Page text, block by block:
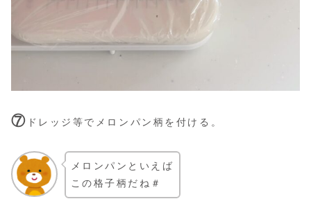
⑦ ドレッジ等でメロンパン柄を付ける。
メロンパンといえば
この格子柄だね＃